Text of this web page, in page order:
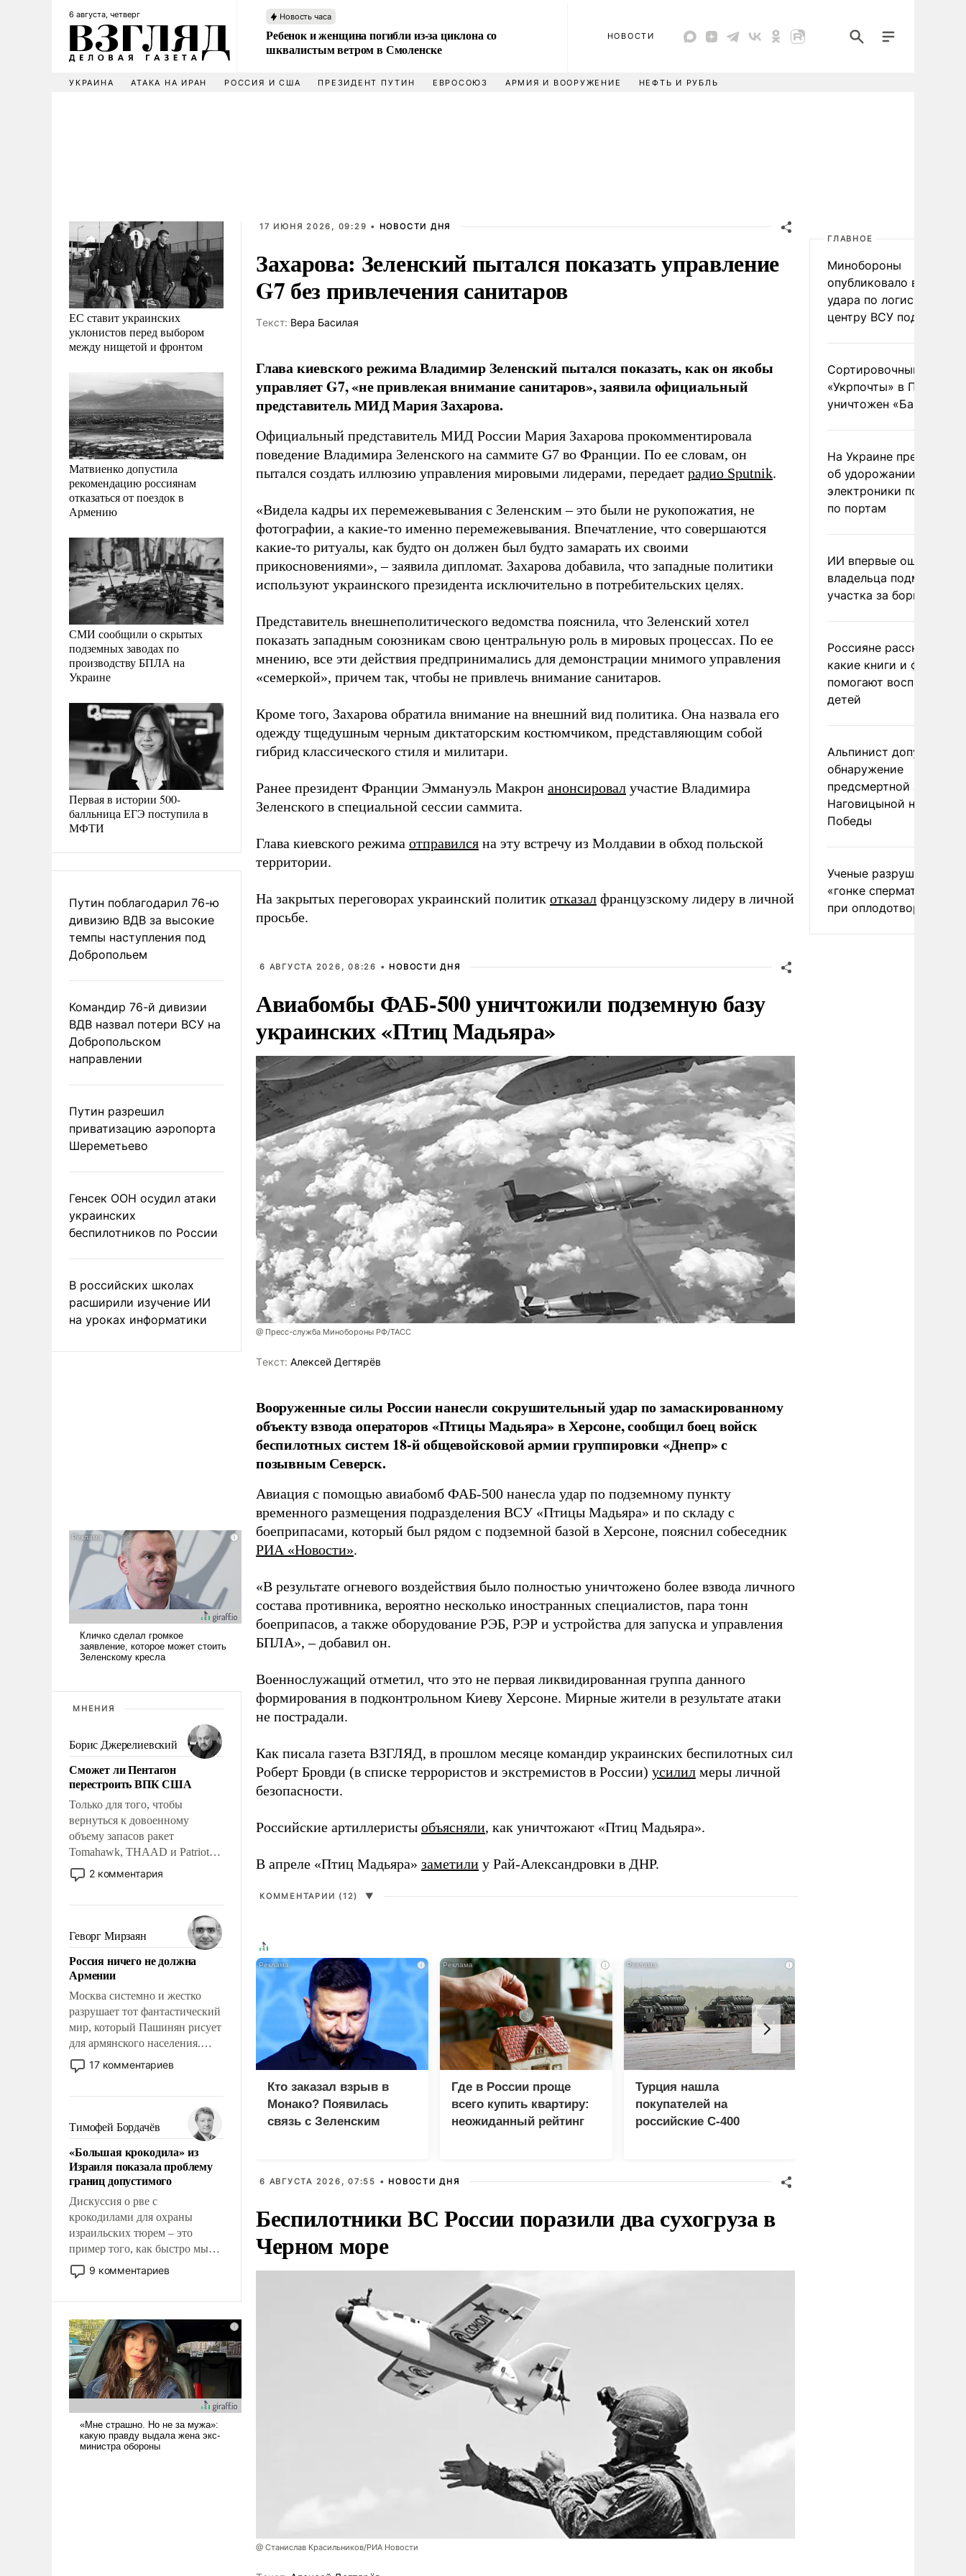
6 августа, четверг Новость часа
Ребенок и женщина погибли из-за циклона со
шквалистым ветром в Смоленске
НОВОСТИ
УКРАИНА АТАКА НА ИРАН РОССИЯ И США ПРЕЗИДЕНТ ПУТИН ЕВРОСОЮЗ АРМИЯ И ВООРУЖЕНИЕ НЕФТЬ И РУБЛЬ
ЕС ставит украинских
уклонистов перед выбором
между нищетой и фронтом
Матвиенко допустила
рекомендацию россиянам
отказаться от поездок в
Армению
СМИ сообщили о скрытых
подземных заводах по
производству БПЛА на
Украине
Первая в истории 500-
балльница ЕГЭ поступила в
МФТИ
Путин поблагодарил 76-ю
дивизию ВДВ за высокие
темпы наступления под
Добропольем
Командир 76-й дивизии
ВДВ назвал потери ВСУ на
Добропольском
направлении
Путин разрешил
приватизацию аэропорта
Шереметьево
Генсек ООН осудил атаки
украинских
беспилотников по России
В российских школах
расширили изучение ИИ
на уроках информатики
МНЕНИЯ
Борис Джерелиевский
Сможет ли Пентагон
перестроить ВПК США
Только для того, чтобы
вернуться к довоенному
объему запасов ракет
Tomahawk, THAAD и Patriot
США потребуется более трех
лет. Даже небольшая война с
Сложившаяся ситуация
означает многолетний период
уязвимости США, например,
перед Китаем.
2 комментария
Геворг Мирзаян
Россия ничего не должна
Армении
Москва системно и жестко
разрушает тот фантастический
мир, который Пашинян рисует
для армянского населения.
Мир, где политические
прожекты будут безусловно
налогоплательщиков и где
Еревану за свои поступки не
нужно отвечать.
17 комментариев
Тимофей Бордачёв
«Большая крокодила» из
Израиля показала проблему
границ допустимого
Дискуссия о рве с
крокодилами для охраны
израильских тюрем – это
пример того, как быстро мы
двигаемся по пути
революционных изменений.
псевдонаучной фантастики,
стало всерьез обсуждаемой
идеей.
9 комментариев
17 ИЮНЯ 2026, 09:29 • НОВОСТИ ДНЯ
Захарова: Зеленский пытался показать управление
G7 без привлечения санитаров
Tекст: Вера Басилая
Глава киевского режима Владимир Зеленский пытался показать, как он якобы
управляет G7, «не привлекая внимание санитаров», заявила официальный
представитель МИД Мария Захарова.
Официальный представитель МИД России Мария Захарова прокомментировала
поведение Владимира Зеленского на саммите G7 во Франции. По ее словам, он
пытался создать иллюзию управления мировыми лидерами, передает радио Sputnik.
«Видела кадры их перемежевывания с Зеленским – это были не рукопожатия, не
фотографии, а какие-то именно перемежевывания. Впечатление, что совершаются
какие-то ритуалы, как будто он должен был будто замарать их своими
прикосновениями», – заявила дипломат. Захарова добавила, что западные политики
используют украинского президента исключительно в потребительских целях.
Представитель внешнеполитического ведомства пояснила, что Зеленский хотел
показать западным союзникам свою центральную роль в мировых процессах. По ее
мнению, все эти действия предпринимались для демонстрации мнимого управления
«семеркой», причем так, чтобы не привлечь внимание санитаров.
Кроме того, Захарова обратила внимание на внешний вид политика. Она назвала его
одежду тщедушным черным диктаторским костюмчиком, представляющим собой
гибрид классического стиля и милитари.
Ранее президент Франции Эммануэль Макрон анонсировал участие Владимира
Зеленского в специальной сессии саммита.
Глава киевского режима отправился на эту встречу из Молдавии в обход польской
территории.
На закрытых переговорах украинский политик отказал французскому лидеру в личной
просьбе.
6 АВГУСТА 2026, 08:26 • НОВОСТИ ДНЯ
Авиабомбы ФАБ-500 уничтожили подземную базу
украинских «Птиц Мадьяра»
@ Пресс-служба Минобороны РФ/ТАСС
Tекст: Алексей Дегтярёв
Вооруженные силы России нанесли сокрушительный удар по замаскированному
объекту взвода операторов «Птицы Мадьяра» в Херсоне, сообщил боец войск
беспилотных систем 18-й общевойсковой армии группировки «Днепр» с
позывным Северск.
Авиация с помощью авиабомб ФАБ-500 нанесла удар по подземному пункту
временного размещения подразделения ВСУ «Птицы Мадьяра» и по складу с
боеприпасами, который был рядом с подземной базой в Херсоне, пояснил собеседник
РИА «Новости».
«В результате огневого воздействия было полностью уничтожено более взвода личного
состава противника, вероятно несколько иностранных специалистов, пара тонн
боеприпасов, а также оборудование РЭБ, РЭР и устройства для запуска и управления
БПЛА», – добавил он.
Военнослужащий отметил, что это не первая ликвидированная группа данного
формирования в подконтрольном Киеву Херсоне. Мирные жители в результате атаки
не пострадали.
Как писала газета ВЗГЛЯД, в прошлом месяце командир украинских беспилотных сил
Роберт Бровди (в списке террористов и экстремистов в России) усилил меры личной
безопасности.
Российские артиллеристы объясняли, как уничтожают «Птиц Мадьяра».
В апреле «Птиц Мадьяра» заметили у Рай-Александровки в ДНР.
КОММЕНТАРИИ (12) ▼
i
Кто заказал взрыв в
Монако? Появилась
связь с Зеленским
i
Где в России проще
всего купить квартиру:
неожиданный рейтинг
i
Турция нашла
покупателей на
российские C-400
6 АВГУСТА 2026, 07:55 • НОВОСТИ ДНЯ
Беспилотники ВС России поразили два сухогруза в
Черном море
@ Станислав Красильников/РИА Новости
ГЛАВНОЕ
Минобороны
опубликовало видео
удара по
центру ВСУ под Киевом
Сортировочный пункт
«Укрпочты» в
уничтожен
На Украине
об удорожании
электроники после
по портам
ИИ впервые
владельца
участка за борщевик
Россияне рассказали,
какие книги и фильмы
помогают воспитывать
детей
Альпинист допустил
обнаружение
предсмертной записки
Наговицыной на пике
Победы
Ученые разрушили миф
«гонке
при оплодотворении